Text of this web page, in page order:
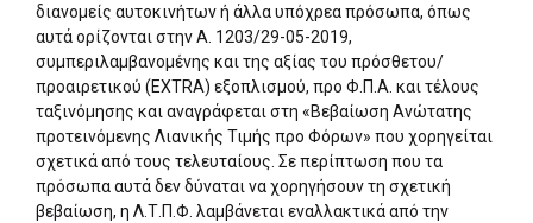
διανομείς αυτοκινήτων ή άλλα υπόχρεα πρόσωπα, όπως
αυτά ορίζονται στην Α. 1203/29-05-2019,
συμπεριλαμβανομένης και της αξίας του πρόσθετου/
προαιρετικού (EXTRA) εξοπλισμού, προ Φ.Π.Α. και τέλους
ταξινόμησης και αναγράφεται στη «Βεβαίωση Ανώτατης
προτεινόμενης Λιανικής Τιμής προ Φόρων» που χορηγείται
σχετικά από τους τελευταίους. Σε περίπτωση που τα
πρόσωπα αυτά δεν δύναται να χορηγήσουν τη σχετική
βεβαίωση, η Λ.Τ.Π.Φ. λαμβάνεται εναλλακτικά από την